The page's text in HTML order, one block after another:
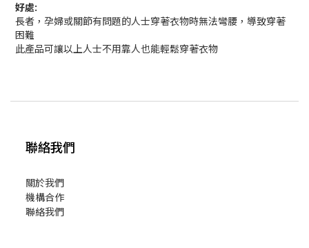
好處:
長者，孕婦或關節有問題的人士穿著衣物時無法彎腰，導致穿著
困難
此產品可讓以上人士不用靠人也能輕鬆穿著衣物
聯絡我們
關於我們
機構合作
聯絡我們